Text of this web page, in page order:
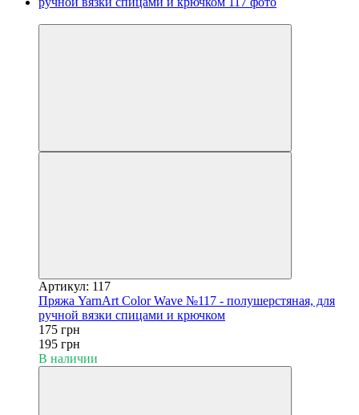
Артикул: 117
Пряжа YarnArt Color Wave №117 - полушерстяная, для
ручной вязки спицами и крючком
175 грн
195 грн
В наличии